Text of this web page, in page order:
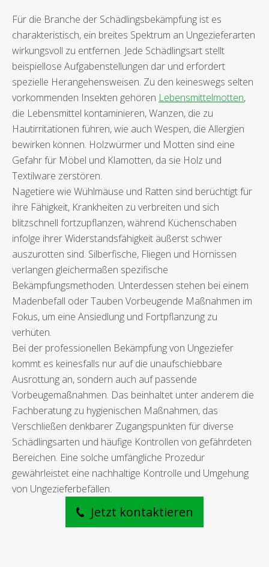
Für die Branche der Schädlingsbekämpfung ist es
charakteristisch, ein breites Spektrum an Ungezieferarten
wirkungsvoll zu entfernen. Jede Schädlingsart stellt
beispiellose Aufgabenstellungen dar und erfordert
spezielle Herangehensweisen. Zu den keineswegs selten
vorkommenden Insekten gehören Lebensmittelmotten,
die Lebensmittel kontaminieren, Wanzen, die zu
Hautirritationen führen, wie auch Wespen, die Allergien
bewirken können. Holzwürmer und Motten sind eine
Gefahr für Möbel und Klamotten, da sie Holz und
Textilware zerstören.
Nagetiere wie Wühlmäuse und Ratten sind berüchtigt für
ihre Fähigkeit, Krankheiten zu verbreiten und sich
blitzschnell fortzupflanzen, während Küchenschaben
infolge ihrer Widerstandsfähigkeit äußerst schwer
auszurotten sind. Silberfische, Fliegen und Hornissen
verlangen gleichermaßen spezifische
Bekämpfungsmethoden. Unterdessen stehen bei einem
Madenbefall oder Tauben Vorbeugende Maßnahmen im
Fokus, um eine Ansiedlung und Fortpflanzung zu
verhüten.
Bei der professionellen Bekämpfung von Ungeziefer
kommt es keinesfalls nur auf die unaufschiebbare
Ausrottung an, sondern auch auf passende
Vorbeugemaßnahmen. Das beinhaltet unter anderem die
Fachberatung zu hygienischen Maßnahmen, das
Verschließen denkbarer Zugangspunkten für diverse
Schädlingsarten und häufige Kontrollen von gefährdeten
Bereichen. Eine solche umfängliche Prozedur
gewährleistet eine nachhaltige Kontrolle und Umgehung
von Ungezieferbefällen.
Jetzt kontaktieren